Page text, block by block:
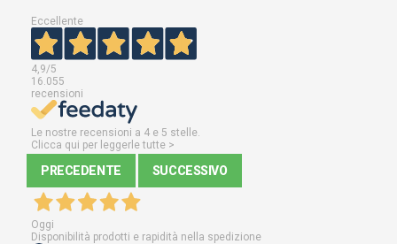
Eccellente
4,9/5
16.055
recensioni
Le nostre recensioni a 4 e 5 stelle.
Clicca qui per leggerle tutte >
PRECEDENTE SUCCESSIVO
Oggi
Disponibilità prodotti e rapidità nella spedizione